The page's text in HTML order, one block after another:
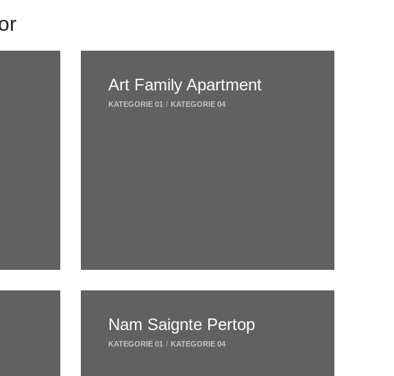
Art Family Apartment
KATEGORIE 01 / KATEGORIE 04
Nam Saignte Pertop
KATEGORIE 01 / KATEGORIE 04